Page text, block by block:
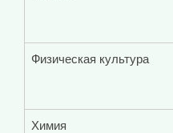
Физическая культура
Химия